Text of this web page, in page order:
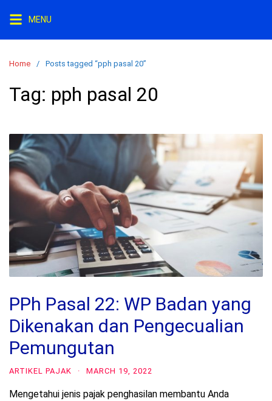
content
MENU
Home Posts tagged “pph pasal 20”
Tag: pph pasal 20
PPh Pasal 22: WP Badan yang
Dikenakan dan Pengecualian
Pemungutan
ARTIKEL PAJAK · MARCH 19, 2022
Mengetahui jenis pajak penghasilan membantu Anda